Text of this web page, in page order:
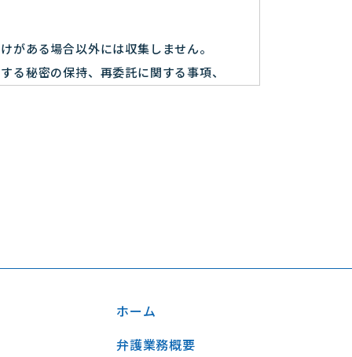
がある場合以外には収集しません。
秘密の保持、再委託に関する事項、
す。
ホーム
弁護業務概要